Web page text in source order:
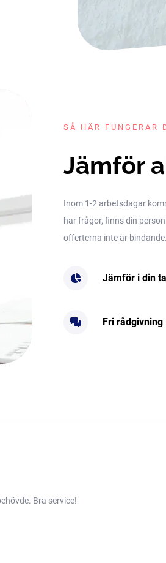
SÅ HÄR FUNGERAR
Jämför
Inom 1-2 arbetsdagar
har frågor, finns din
offerterna inte är bindande.
Jämför i din
Fri rådgivning
Bra service!